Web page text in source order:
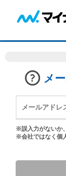
メ
※誤入力がないか
※会社ではなく個